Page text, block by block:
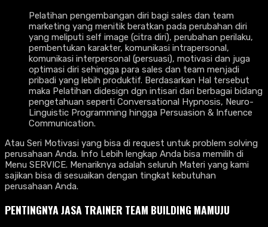
Pelatihan pengembangan diri bagi sales dan team
marketing yang menitik beratkan pada perubahan diri
yang meliputi self image (citra diri), perubahan perilaku,
pembentukan karakter, komunikasi intrapersonal,
komunikasi interpersonal (persuasi), motivasi dan juga
optimasi diri sehingga para sales dan team menjadi
pribadi yang lebih produktif. Berdasarkan Hal tersebut
maka Pelatihan didesign dgn intisari dari berbagai bidang
pengetahuan seperti Conversational Hypnosis, Neuro-
Linguistic Programming hingga Persuasion & Infuence
Communication.
Atau Seri Motivasi yang bisa di request untuk problem solving
perusahaan Anda. Info Lebih lengkap Anda bisa memilih di
Menu SERVICE. Menariknya adalah seluruh Materi yang kami
sajikan bisa di sesuaikan dengan tingkat kebutuhan
perusahaan Anda.
PENTINGNYAJASA TRAINER TEAM BUILDING MAMUJU